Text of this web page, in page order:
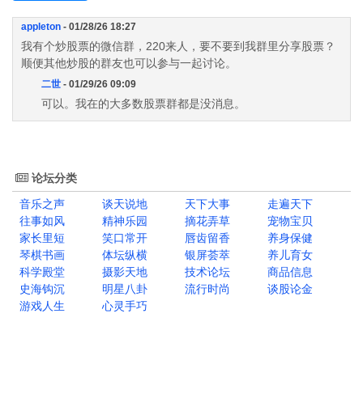
appleton - 01/28/26 18:27
我有个炒股票的微信群，220来人，要不要到我群里分享股票？
顺便其他炒股的群友也可以参与一起讨论。
二世 - 01/29/26 09:09
可以。我在的大多数股票群都是没消息。
论坛分类
音乐之声
谈天说地 天下大事
走遍天下
往事如风
精神乐园 摘花弄草
宠物宝贝
家长里短
笑口常开 唇齿留香
养身保健
琴棋书画
体坛纵横 银屏荟萃
养儿育女
科学殿堂
摄影天地 技术论坛
商品信息
史海钩沉
明星八卦 流行时尚
谈股论金
游戏人生
心灵手巧